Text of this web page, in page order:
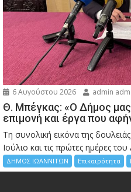
6 Αυγούστου 2026 admin
Θ. Μπέγκας: «Ο Δήμος μας
επιμονή και έργα που
Τη συνολική εικόνα της
Ιούλιο και τις πρώτες ημέρες
ΔΗΜΟΣ ΙΩΑΝΝΙΤΩΝ Επικαιρότητα